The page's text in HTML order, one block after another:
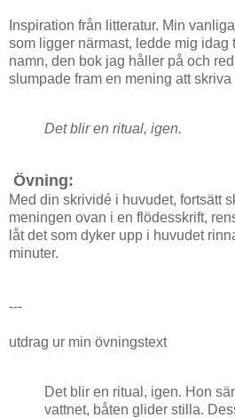
Inspiration från litteratur. Min
som ligger närmast, ledde mig idag
namn, den bok jag håller på och
slumpade fram en mening att
Det blir en ritual, igen.
Övning:
Med din skrividé i huvudet, fortsätt
meningen ovan i en flödesskrift,
låt det som dyker upp i huvudet
minuter.
---
utdrag ur min övningstext
Det blir en ritual, igen. Hon
vattnet, båten glider stilla.